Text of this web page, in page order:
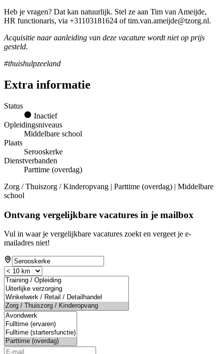
Heb je vragen? Dat kan natuurlijk. Stel ze aan Tim van Ameijde,
HR functionaris, via +31103181624 of tim.van.ameijde@tzorg.nl.
Acquisitie naar aanleiding van deze vacature wordt niet op prijs
gesteld.
#thuishulpzeeland
Extra informatie
Status
Inactief
Opleidingsniveaus
Middelbare school
Plaats
Serooskerke
Dienstverbanden
Parttime (overdag)
Zorg / Thuiszorg / Kinderopvang | Parttime (overdag) | Middelbare
school
Ontvang vergelijkbare vacatures in je mailbox
Vul in waar je vergelijkbare vacatures zoekt en vergeet je e-
mailadres niet!